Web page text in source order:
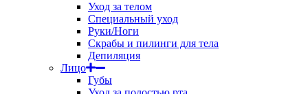
Уход за телом
Специальный уход
Руки/Ноги
Скрабы и пилинги для тела
Депиляция
Лицо
Губы